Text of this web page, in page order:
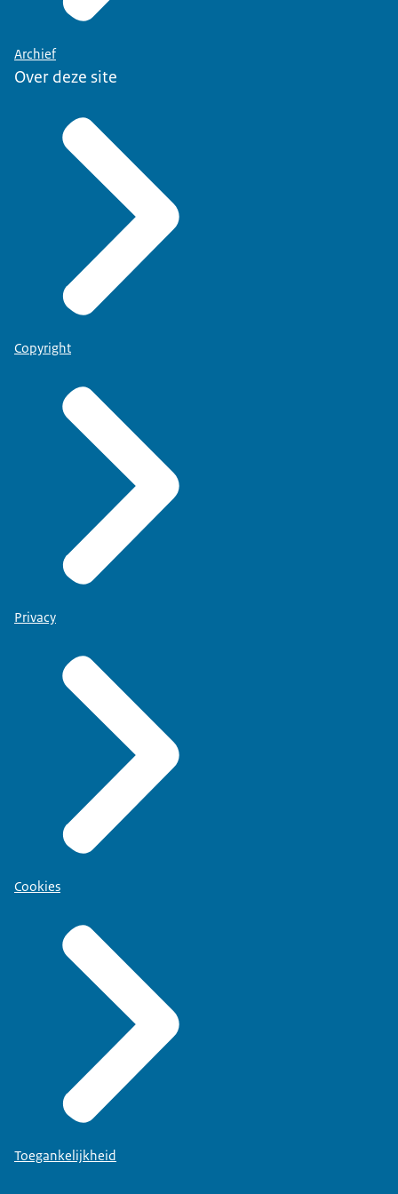
Archief
Over deze site
Copyright
Privacy
Cookies
Toegankelijkheid